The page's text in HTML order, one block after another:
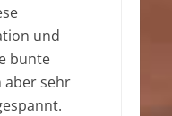
und
bunte
aber sehr